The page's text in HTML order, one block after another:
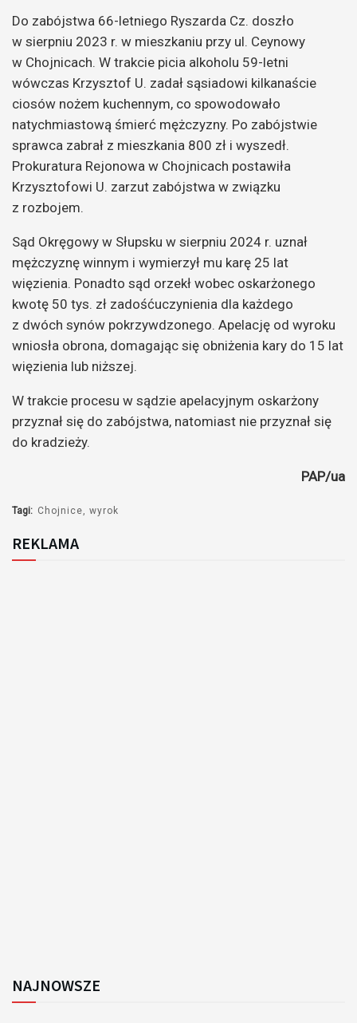
Do zabójstwa 66-letniego Ryszarda Cz. doszło
w sierpniu 2023 r. w mieszkaniu przy ul. Ceynowy
w Chojnicach. W trakcie picia alkoholu 59-letni
wówczas Krzysztof U. zadał sąsiadowi kilkanaście
ciosów nożem kuchennym, co spowodowało
natychmiastową śmierć mężczyzny. Po zabójstwie
sprawca zabrał z mieszkania 800 zł i wyszedł.
Prokuratura Rejonowa w Chojnicach postawiła
Krzysztofowi U. zarzut zabójstwa w związku
z rozbojem.
Sąd Okręgowy w Słupsku w sierpniu 2024 r. uznał
mężczyznę winnym i wymierzył mu karę 25 lat
więzienia. Ponadto sąd orzekł wobec oskarżonego
kwotę 50 tys. zł zadośćuczynienia dla każdego
z dwóch synów pokrzywdzonego. Apelację od wyroku
wniosła obrona, domagając się obniżenia kary do 15 lat
więzienia lub niższej.
W trakcie procesu w sądzie apelacyjnym oskarżony
przyznał się do zabójstwa, natomiast nie przyznał się
do kradzieży.
PAP/ua
Tagi: Chojnice wyrok
REKLAMA
NAJNOWSZE